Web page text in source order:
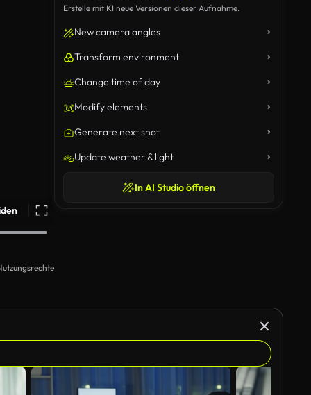
Erstelle mit KI neue Versionen dieser Aufnahme.
New camera angles
Transform environment
Change time of day
Modify elements
Generate next shot
Update weather & light
In AI Studio öffnen